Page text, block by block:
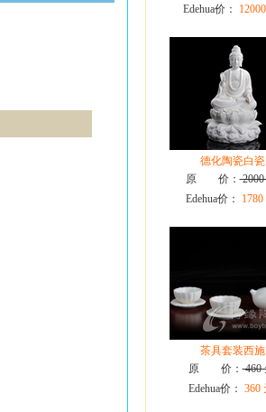
Edehua价：
德化陶瓷白瓷
原 价：2000
Edehua价：
1780
茶具套装西施
原 价：460
Edehua价： 360